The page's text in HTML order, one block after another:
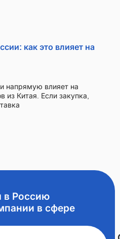
как это влияет на
напрямую влияет на
из Китая. Если закупка,
в Россию
в сфере